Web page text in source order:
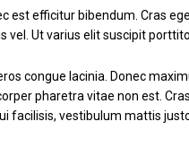
est efficitur bibendum. Cras
Ut varius elit suscipit
congue lacinia. Donec
pharetra vitae non est.
facilisis, vestibulum mattis